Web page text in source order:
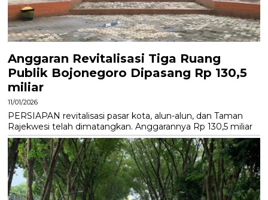
Anggaran Revitalisasi Tiga Ruang
Publik Bojonegoro Dipasang Rp 130,5
miliar
11/01/2026
PERSIAPAN revitalisasi pasar kota, alun-alun, dan Taman
Rajekwesi telah dimatangkan. Anggarannya Rp 130,5 miliar